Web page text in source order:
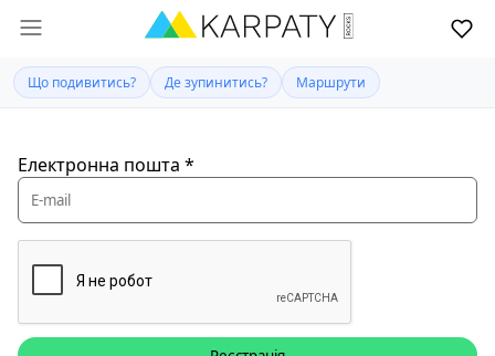
Що подивитись? Де зупинитись? Маршрути
Електронна пошта *